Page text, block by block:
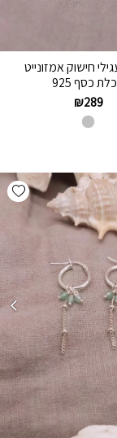
חישוק אמזונייט
כסף 925
₪289